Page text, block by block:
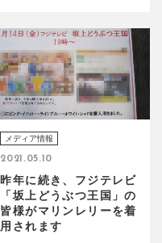
メディア情報
2021.05.10
昨年に続き、フジテレビ
「坂上どうぶつ王国」の
皆様がマリンレリーを着
用されます